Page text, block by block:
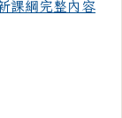
課綱完整內容